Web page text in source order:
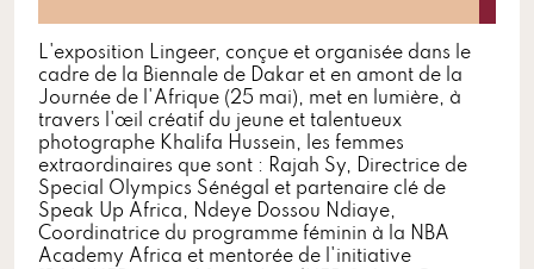
L'exposition Lingeer, conçue et organisée dans le
cadre de la Biennale de Dakar et en amont de la
Journée de l'Afrique (25 mai), met en lumière, à
travers l'œil créatif du jeune et talentueux
photographe Khalifa Hussein, les femmes
extraordinaires que sont : Rajah Sy, Directrice de
Special Olympics Sénégal et partenaire clé de
Speak Up Africa, Ndeye Dossou Ndiaye,
Coordinatrice du programme féminin à la NBA
Academy Africa et mentorée de l'initiative